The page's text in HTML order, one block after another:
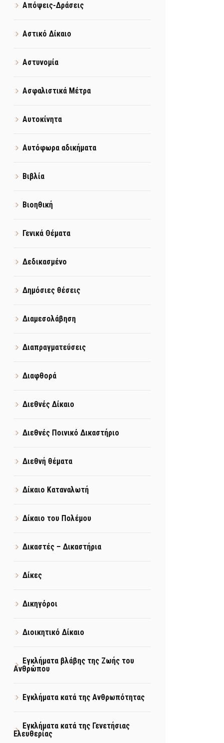
Απόψεις-Δράσεις
Αστικό Δίκαιο
Αστυνομία
Ασφαλιστικά Μέτρα
Αυτοκίνητα
Αυτόφωρα αδικήματα
Βιβλία
Βιοηθική
Γενικά Θέματα
Δεδικασμένο
Δημόσιες θέσεις
Διαμεσολάβηση
Διαπραγματεύσεις
Διαφθορά
Διεθνές Δίκαιο
Διεθνές Ποινικό Δικαστήριο
Διεθνή θέματα
Δίκαιο Καταναλωτή
Δίκαιο του Πολέμου
Δικαστές – Δικαστήρια
Δίκες
Δικηγόροι
Διοικητικό Δίκαιο
Εγκλήματα βλάβης της Ζωής του
Ανθρώπου
Εγκλήματα κατά της Ανθρωπότητας
Εγκλήματα κατά της Γενετήσιας
Ελευθερίας